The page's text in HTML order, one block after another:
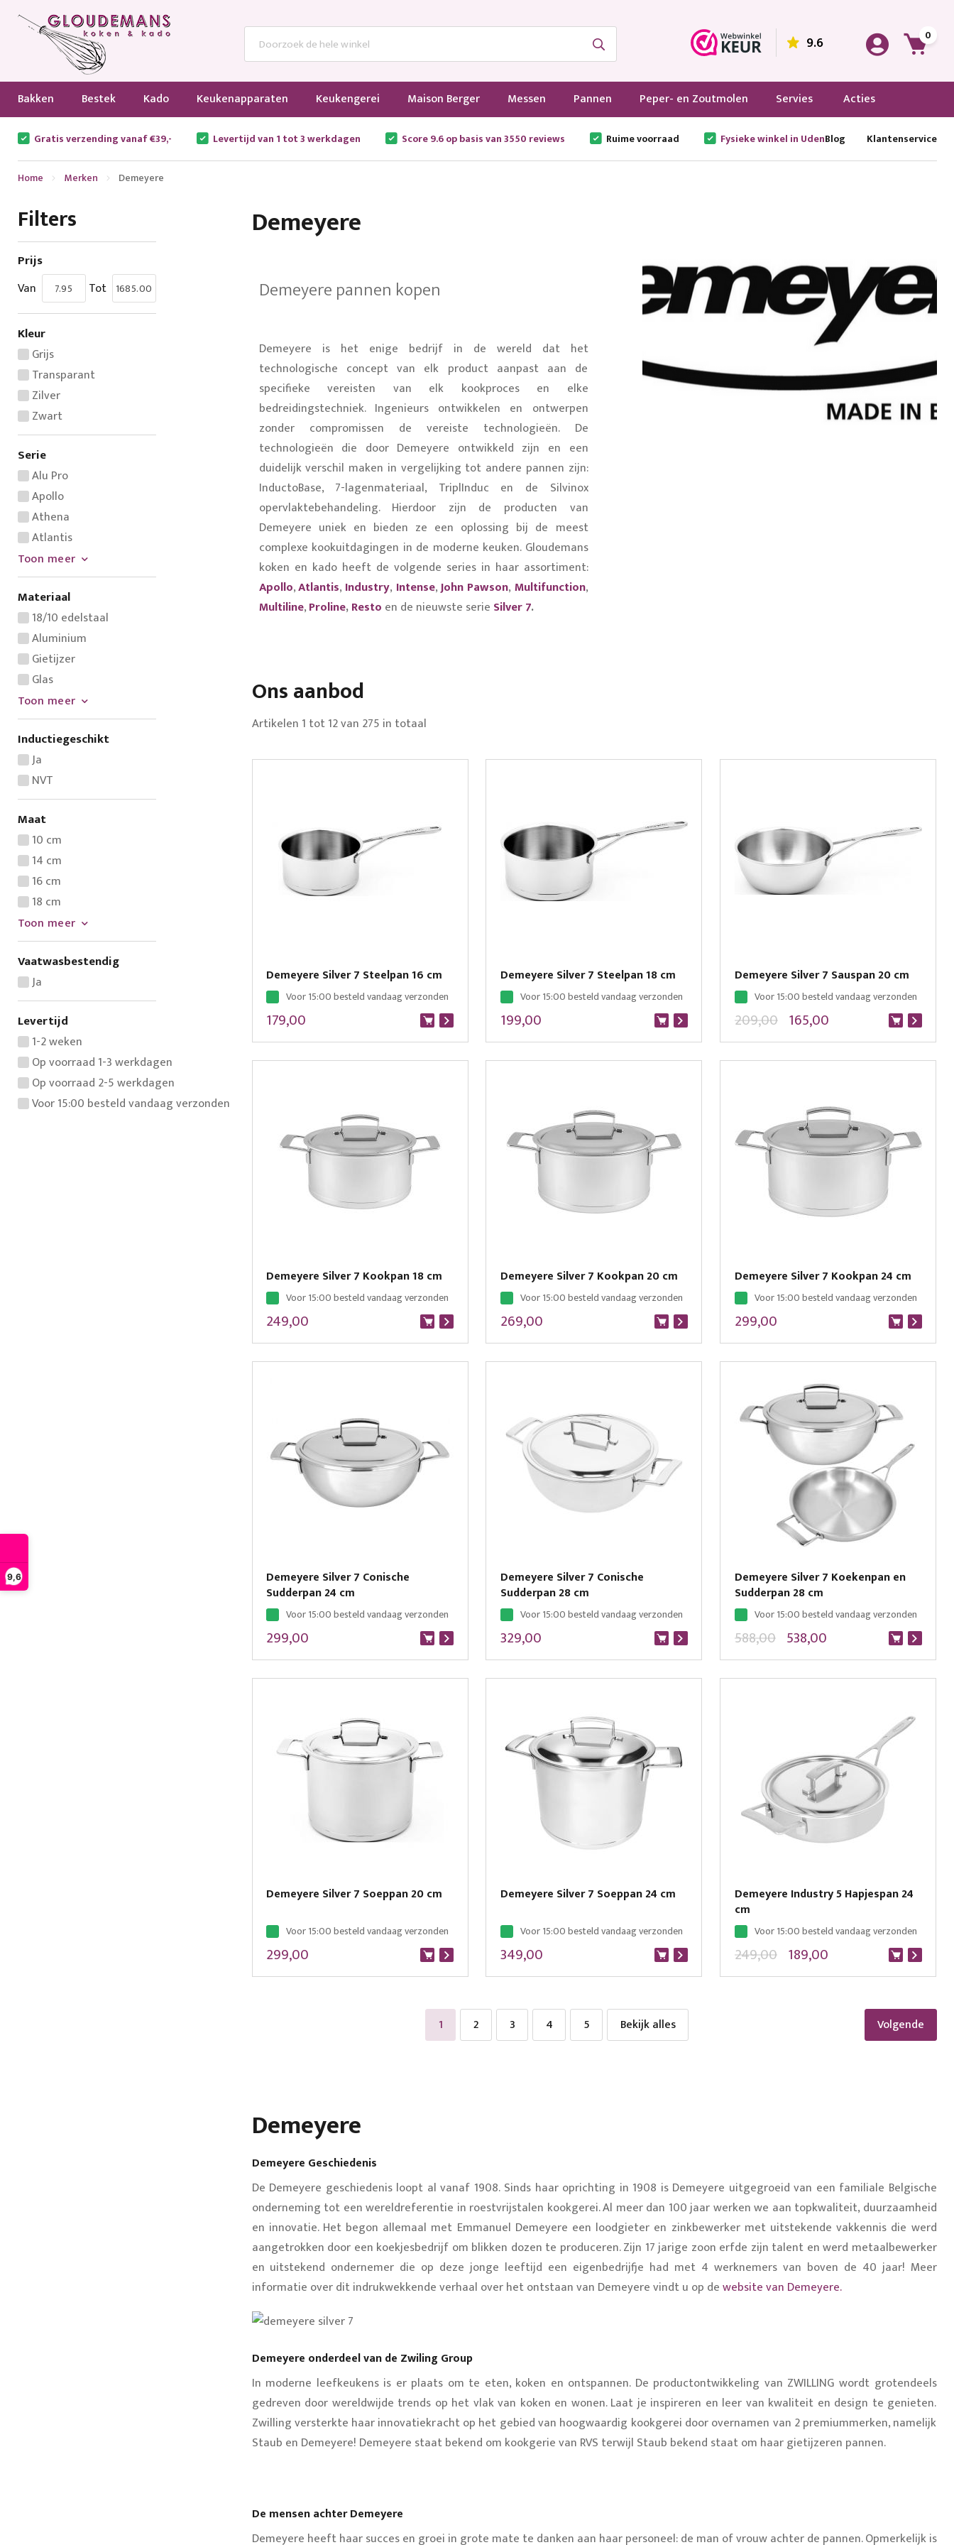
9,6
9.6 0
Bakken Bestek Kado Keukenapparaten Keukengerei Maison Berger Messen Pannen Peper- en Zoutmolen Servies Acties
Gratis verzending vanaf €39,- Levertijd van 1 tot 3 werkdagen Score 9.6 op basis van 3550 reviews Ruime voorraad Fysieke winkel in UdenBlog Klantenservice
Home Merken Demeyere
Demeyere
Demeyere pannen kopen
Demeyere is het enige bedrijf in de wereld dat het
technologische concept van elk product aanpast aan de
specifieke vereisten van elk kookproces en elke
bedreidingstechniek. Ingenieurs ontwikkelen en ontwerpen
zonder compromissen de vereiste technologieën. De
technologieën die door Demeyere ontwikkeld zijn en een
duidelijk verschil maken in vergelijking tot andere pannen zijn:
InductoBase, 7-lagenmateriaal, TriplInduc en de Silvinox
opervlaktebehandeling. Hierdoor zijn de producten van
Demeyere uniek en bieden ze een oplossing bij de meest
complexe kookuitdagingen in de moderne keuken. Gloudemans
koken en kado heeft de volgende series in haar assortiment:
Apollo,Atlantis, Industry, Intense,John Pawson, Multifunction,
Multiline,Proline,Resto en de nieuwste serie Silver 7.
Ons aanbod
Artikelen 1 tot12van 275 in totaal
Demeyere Silver 7 Steelpan 16 cm
Voor 15:00 besteld vandaag verzonden
179,00
Demeyere Silver 7 Steelpan 18 cm
Voor 15:00 besteld vandaag verzonden
199,00
Demeyere Silver 7 Sauspan 20 cm
Voor 15:00 besteld vandaag verzonden
165,00
209,00
Demeyere Silver 7 Kookpan 18 cm
Voor 15:00 besteld vandaag verzonden
249,00
Demeyere Silver 7 Kookpan 20 cm
Voor 15:00 besteld vandaag verzonden
269,00
Demeyere Silver 7 Kookpan 24 cm
Voor 15:00 besteld vandaag verzonden
299,00
Demeyere Silver 7 Conische
Sudderpan 24 cm
Voor 15:00 besteld vandaag verzonden
299,00
Demeyere Silver 7 Conische
Sudderpan 28 cm
Voor 15:00 besteld vandaag verzonden
329,00
Demeyere Silver 7 Koekenpan en
Sudderpan 28 cm
Voor 15:00 besteld vandaag verzonden
538,00
588,00
Demeyere Silver 7 Soeppan 20 cm
Voor 15:00 besteld vandaag verzonden
299,00
Demeyere Silver 7 Soeppan 24 cm
Voor 15:00 besteld vandaag verzonden
349,00
Demeyere Industry 5 Hapjespan 24
cm
Voor 15:00 besteld vandaag verzonden
189,00
249,00
U lees momenteel pagina
1 Pagina
2 Pagina
3 Pagina
4 Pagina
5 Pagina
Volgende
Bekijk alles
Bekijk alles
Demeyere
Demeyere Geschiedenis
De Demeyere geschiedenis loopt al vanaf 1908. Sinds haar oprichting in 1908 is Demeyere uitgegroeid van een familiale Belgische
onderneming tot een wereldreferentie in roestvrijstalen kookgerei. Al meer dan 100 jaar werken we aan topkwaliteit, duurzaamheid
en innovatie. Het begon allemaal met Emmanuel Demeyere een loodgieter en zinkbewerker met uitstekende vakkennis die werd
aangetrokken door een koekjesbedrijf om blikken dozen te produceren. Zijn 17 jarige zoon erfde zijn talent en werd metaalbewerker
en uitstekend ondernemer die op deze jonge leeftijd een eigenbedrijfje had met 4 werknemers van boven de 40 jaar! Meer
informatie over dit indrukwekkende verhaal over het ontstaan van Demeyere vindt u op dewebsite van Demeyere.
Demeyere onderdeel van de Zwiling Group
In moderne leefkeukens is er plaats om te eten, koken en ontspannen. De productontwikkeling van ZWILLING wordt grotendeels
gedreven door wereldwijde trends op het vlak van koken en wonen. Laat je inspireren en leer van kwaliteit en design te genieten.
Zwilling versterkte haar innovatiekracht op het gebied van hoogwaardig kookgerei door overnamen van 2 premiummerken, namelijk
Staub en Demeyere! Demeyere staat bekend om kookgerie van RVS terwijl Staub bekend staat om haar gietijzeren pannen.
De mensen achter Demeyere
Demeyere heeft haar succes en groei in grote mate te danken aan haar personeel: de man of vrouw achter de pannen. Opmerkelijk is
Filters
Prijs
Van
Tot
Kleur
Grijs
Transparant
Zilver
Zwart
Serie
Alu Pro
Apollo
Athena
Atlantis
Toon meer
Materiaal
18/10 edelstaal
Aluminium
Gietijzer
Glas
Toon meer
Inductiegeschikt
Ja
NVT
Maat
10 cm
14 cm
16 cm
18 cm
Toon meer
Vaatwasbestendig
Ja
Levertijd
1-2 weken
Op voorraad 1-3 werkdagen
Op voorraad 2-5 werkdagen
Voor 15:00 besteld vandaag verzonden